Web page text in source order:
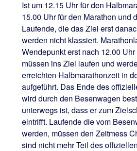
Ist um 12.15 Uhr für den
15.00 Uhr für den Marathon und
Laufende, die das Ziel erst
werden nicht klassiert.
Wendepunkt erst nach 12.00
müssen ins Ziel laufen und
erreichten Halbmarathonzeit in
aufgeführt. Das Ende des
wird durch den Besenwagen
unterwegs ist, dass er zum
eintrifft. Laufende die vom
werden, müssen den Zeitmess
sind nicht mehr Teil des